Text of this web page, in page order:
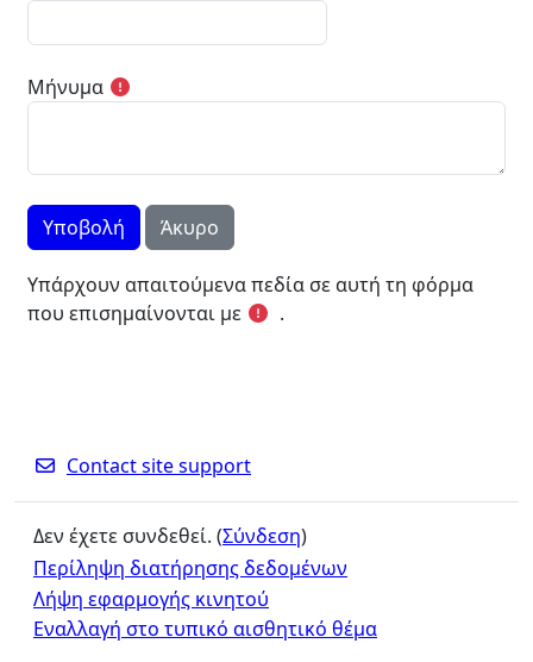
Μήνυμα
Υπάρχουν απαιτούμενα πεδία σε αυτή τη φόρμα
που επισημαίνονται με
.
Contact site support
Δεν έχετε συνδεθεί. (Σύνδεση)
Περίληψη διατήρησης δεδομένων
Λήψη εφαρμογής κινητού
Εναλλαγή στο τυπικό αισθητικό θέμα